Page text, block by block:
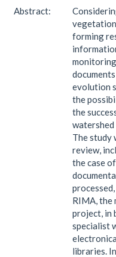
Abstract:
forming
evolution
the
the
The study
review,
the case
RIMA, the
project, in
specialist
libraries.